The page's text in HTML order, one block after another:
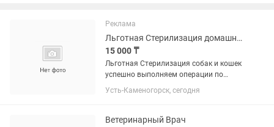
Реклама
Льготная Стерилизация домашних животных, услуги стационара, оказание помощи
15 000 ₸
Льготная Стерилизация собак и кошек
успешно выполняем операции по
остеосинтезу — буквально «собираем»
сложные переломы; принимаем
реабилитируем после операций и...
Усть-Каменогорск, сегодня
Ветеринарный Врач